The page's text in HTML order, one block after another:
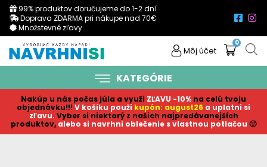
99% produktov doručujeme do 1-2 dní
Doprava ZDARMA pri nákupe nad 70€
Množstevné zľavy
Môj účet
0
KATEGÓRIE
Nakúp u nás počas júla a využi ZĽAVU -10% na celú tvoju
objednávku!!! V košíku použi kupón: august26 a uplatni si
zľavu. Vyber si niektorý z našich najpredávanejších
produktov, alebo si navrhni oblečenie s vlastnou potlačou 🙂